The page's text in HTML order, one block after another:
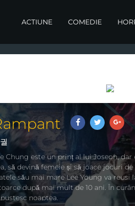
ACTIUNE COMEDIE
Chung este un prinț al lui Joseon,
să devină femeie și să joace jocuri
său mai mare Lee Young va reusi
după mai mult de 10 ani. În
noaptea.